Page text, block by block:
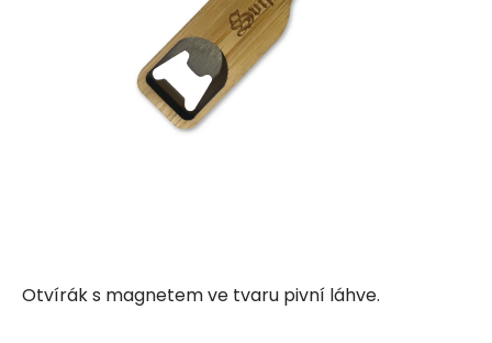
Otvírák s magnetem ve tvaru pivní láhve.